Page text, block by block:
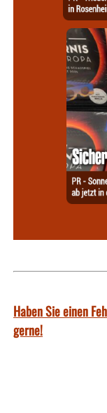
Haben Sie einen
gerne!